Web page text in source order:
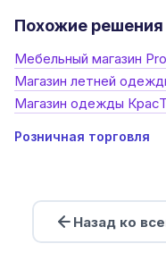
Похожие решения
Мебельный магазин Pro
Магазин летней
Магазин одежды
Розничная торговля
Назад ко